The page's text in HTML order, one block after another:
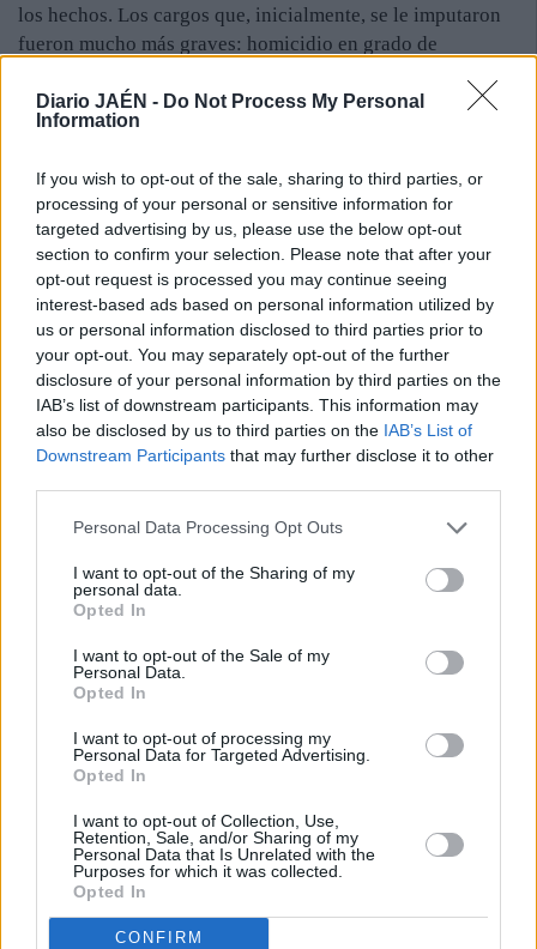
Diario JAÉN - Do Not Process My Personal
Information
If you wish to opt-out of the sale, sharing to third parties, or
processing of your personal or sensitive information for
targeted advertising by us, please use the below opt-out
section to confirm your selection. Please note that after your
opt-out request is processed you may continue seeing
interest-based ads based on personal information utilized by
us or personal information disclosed to third parties prior to
your opt-out. You may separately opt-out of the further
disclosure of your personal information by third parties on the
IAB’s list of downstream participants. This information may
also be disclosed by us to third parties on the IAB’s List of
Downstream Participants that may further disclose it to other
Personal Data Processing Opt Outs
I want to opt-out of the Sharing of my
personal data.
Opted In
I want to opt-out of the Sale of my
Personal Data.
Opted In
I want to opt-out of processing my
Personal Data for Targeted Advertising.
Opted In
I want to opt-out of Collection, Use,
Retention, Sale, and/or Sharing of my
Personal Data that Is Unrelated with the
Purposes for which it was collected.
Opted In
CONFIRM
los hechos. Los cargos que, inicialmente, se le imputaron
fueron mucho más graves: homicidio en grado de
Presuntamente, arrebató un cordón de oro a un hombre, le
quitó el coche y trató de atropellarlo con él, después de
colgándose de la ventanilla. “Popeye”, ante su señoría,
contó una versión completamente diferente. Negó el robo
y dijo que se montó en el automóvil del otro hombre
porque le estaba pegando, temió por su vida y no vio otra
vía de escape. Quedó en libertad con cargos.
La Policía Nacional da por concluida la investigación de
esta violenta pelea, que se saldó con dos personas heridas
—una de ellas hospitalizada durante tres días— y otros
dos detenidos. Ahora, el caso está en manos de los
tribunales.